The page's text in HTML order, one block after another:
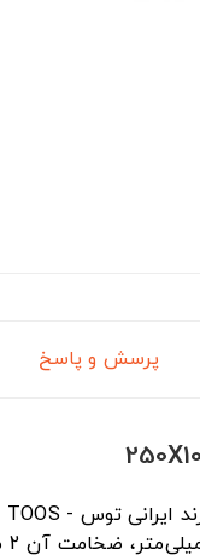
پرسش و پاسخ